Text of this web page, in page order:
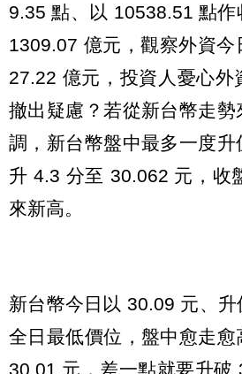
9.35 點、以 10538.51 點
1309.07 億元，觀察外資今
27.22 億元，投資人憂心外
撤出疑慮？若從新台幣走勢
調，新台幣盤中最多一度
升 4.3 分至 30.062 元，收
來新高。
新台幣今日以 30.09 元、
全日最低價位，盤中愈走愈
30.01 元，差一點就要升破